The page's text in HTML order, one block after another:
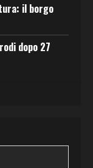
il borgo
dopo 27